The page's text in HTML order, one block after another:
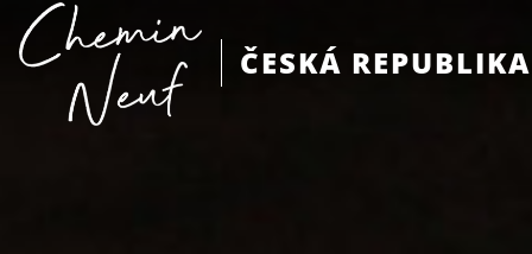
ČESKÁ REPUBLIKA